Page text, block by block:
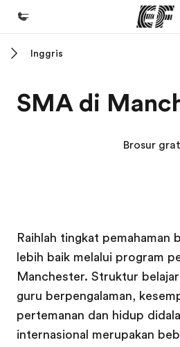
Daftar program
Cerita kami
Karir
Bergabung dengan tim kami
Inggris
SMA di
Brosur
Raihlah tingkat pemahaman
lebih baik melalui program
Manchester. Struktur
guru berpengalaman,
pertemanan dan hidup
internasional merupakan